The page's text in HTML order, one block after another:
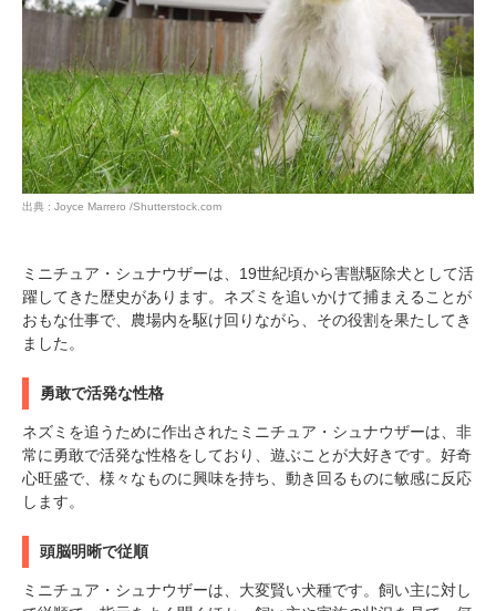
出典 : Joyce Marrero /Shutterstock.com
ミニチュア・シュナウザーは、19世紀頃から害獣駆除犬として活
躍してきた歴史があります。ネズミを追いかけて捕まえることが
おもな仕事で、農場内を駆け回りながら、その役割を果たしてき
ました。
勇敢で活発な性格
ネズミを追うために作出されたミニチュア・シュナウザーは、非
常に勇敢で活発な性格をしており、遊ぶことが大好きです。好奇
心旺盛で、様々なものに興味を持ち、動き回るものに敏感に反応
します。
頭脳明晰で従順
ミニチュア・シュナウザーは、大変賢い犬種です。飼い主に対し